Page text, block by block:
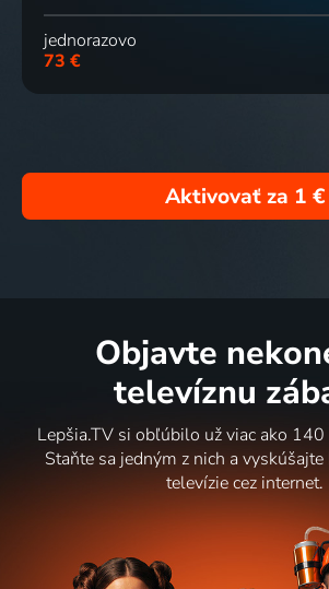
jednorazovo
73 €
Aktivovať za 1 €
Objavte
televíznu
Lepšia.TV si obľúbilo už viac ako
Staňte sa jedným z nich a
televízie cez internet.